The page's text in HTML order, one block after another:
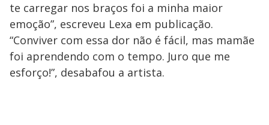
te carregar nos braços foi a minha maior
emoção”, escreveu Lexa em publicação.
“Conviver com essa dor não é fácil, mas mamãe
foi aprendendo com o tempo. Juro que me
esforço!”, desabafou a artista.